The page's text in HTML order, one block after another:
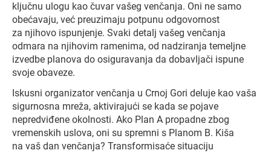
ključnu ulogu kao čuvar vašeg venčanja. Oni ne samo
obećavaju, već preuzimaju potpunu odgovornost
za njihovo ispunjenje. Svaki detalj vašeg venčanja
odmara na njihovim ramenima, od nadziranja temeljne
izvedbe planova do osiguravanja da dobavljači ispune
svoje obaveze.
Iskusni organizator venčanja u Crnoj Gori deluje kao vaša
sigurnosna mreža, aktivirajući se kada se pojave
nepredviđene okolnosti. Ako Plan A propadne zbog
vremenskih uslova, oni su spremni s Planom B. Kiša
na vaš dan venčanja? Transformisaće situaciju